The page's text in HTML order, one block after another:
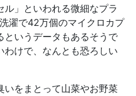
」といわれる微細なプラ
濯で42万個のマイクロカプ
というデータもあるそうで
けで、なんとも恐ろしい
をまとって山菜やお野菜